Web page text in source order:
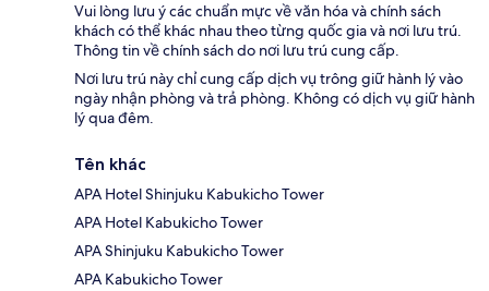
Vui lòng lưu ý các chuẩn mực về văn hóa và chính sách
khách có thể khác nhau theo từng quốc gia và nơi lưu trú.
Thông tin về chính sách do nơi lưu trú cung cấp.
Nơi lưu trú này chỉ cung cấp dịch vụ trông giữ hành lý vào
ngày nhận phòng và trả phòng. Không có dịch vụ giữ hành
lý qua đêm.
Tên khác
APA Hotel Shinjuku Kabukicho Tower
APA Hotel Kabukicho Tower
APA Shinjuku Kabukicho Tower
APA Kabukicho Tower